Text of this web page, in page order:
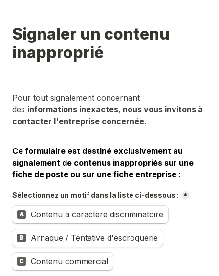
Signaler un contenu
inapproprié
Pour tout signalement concernant
des informations inexactes, nous vous invitons à
contacter l'entreprise concernée.
Ce formulaire est destiné exclusivement au
signalement de contenus inappropriés sur une
fiche de poste ou sur une fiche entreprise :
Sélectionnez un motif dans la liste ci-dessous : *
A Contenu à caractère discriminatoire
B Arnaque / Tentative d'escroquerie
C Contenu commercial